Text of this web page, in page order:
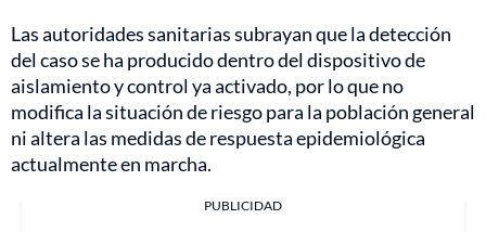
Las autoridades sanitarias subrayan que la detección
del caso se ha producido dentro del dispositivo de
aislamiento y control ya activado, por lo que no
modifica la situación de riesgo para la población general
ni altera las medidas de respuesta epidemiológica
actualmente en marcha.
PUBLICIDAD